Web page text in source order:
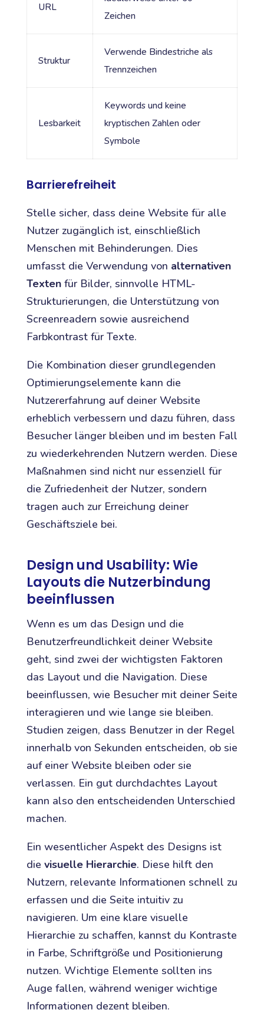
URL
Zeichen
Struktur
Verwende Bindestriche als
Trennzeichen
Lesbarkeit
Keywords und keine
kryptischen Zahlen oder
Symbole
Barrierefreiheit
Stelle sicher, dass deine Website für alle
Nutzer zugänglich ist, einschließlich
Menschen mit Behinderungen. Dies
umfasst die Verwendung von alternativen
Textenfür Bilder, sinnvolle HTML-
Strukturierungen, die Unterstützung von
Screenreadern sowie ausreichend
Farbkontrast für Texte.
Die Kombination dieser grundlegenden
Optimierungselemente kann die
Nutzererfahrung auf deiner Website
erheblich verbessern und dazu führen, dass
Besucher länger bleiben und im besten Fall
zu wiederkehrenden Nutzern werden. Diese
Maßnahmen sind nicht nur essenziell für
die Zufriedenheit der Nutzer, sondern
tragen auch zur Erreichung deiner
Geschäftsziele bei.
Design und Usability: Wie
Layouts die Nutzerbindung
beeinflussen
Wenn es um das Design und die
Benutzerfreundlichkeit deiner Website
geht, sind zwei der wichtigsten Faktoren
das Layout und die Navigation. Diese
beeinflussen, wie Besucher mit deiner Seite
interagieren und wie lange sie bleiben.
Studien zeigen, dass Benutzer in der Regel
innerhalb von Sekunden entscheiden, ob sie
auf einer Website bleiben oder sie
verlassen. Ein gut durchdachtes Layout
kann also den entscheidenden Unterschied
machen.
Ein wesentlicher Aspekt des Designs ist
die visuelle Hierarchie. Diese hilft den
Nutzern, relevante Informationen schnell zu
erfassen und die Seite intuitiv zu
navigieren. Um eine klare visuelle
Hierarchie zu schaffen, kannst du Kontraste
in Farbe, Schriftgröße und Positionierung
nutzen. Wichtige Elemente sollten ins
Auge fallen, während weniger wichtige
Informationen dezent bleiben.